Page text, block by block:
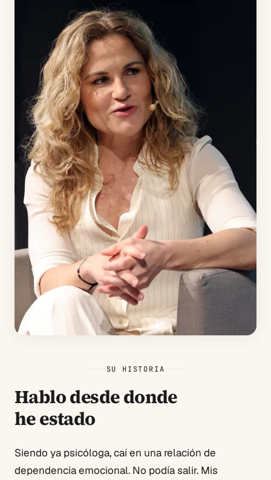
SU HISTORIA
Hablo desde donde
he estado
Siendo ya psicóloga, caí en una relación de
dependencia emocional. No podía salir. Mis